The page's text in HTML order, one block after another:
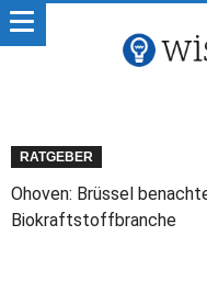
RATGEBER
Ohoven: Brüssel
Biokraftstoffbranche